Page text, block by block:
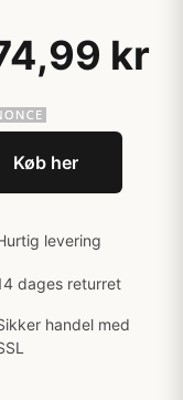
kr
Køb her
levering
dages returret
handel med